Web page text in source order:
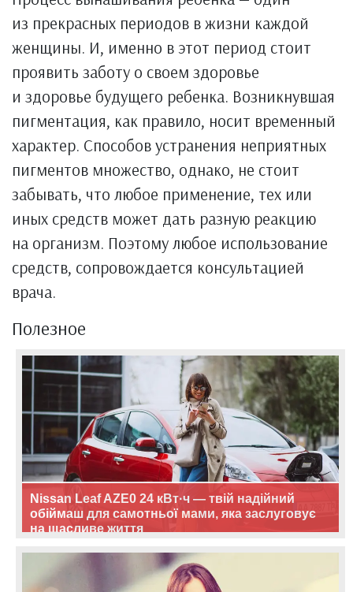
из прекрасных периодов в жизни каждой
женщины. И, именно в этот период стоит
проявить заботу о своем здоровье
и здоровье будущего ребенка. Возникнувшая
пигментация, как правило, носит временный
характер. Способов устранения неприятных
пигментов множество, однако, не стоит
забывать, что любое применение, тех или
иных средств может дать разную реакцию
на организм. Поэтому любое использование
средств, сопровождается консультацией
врача.
Полезное
Nissan Leaf AZE0 24 кВт·ч — твій надійний
обіймаш для самотньої мами, яка заслуговує
на щасливе життя